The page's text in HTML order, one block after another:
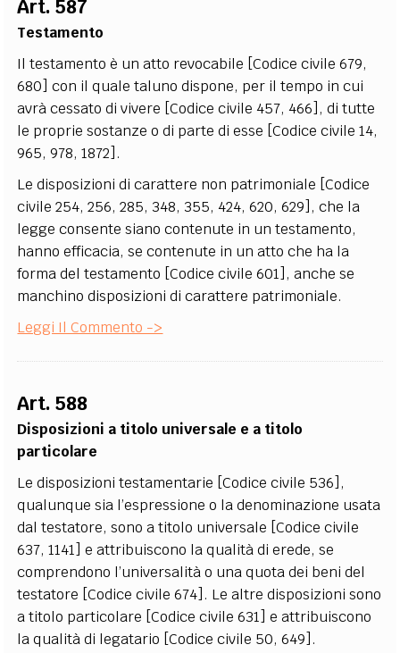
SOCIAL MEDIA
Art. 587
Testamento
Il testamento è un atto revocabile [Codice civile 679,
680] con il quale taluno dispone, per il tempo in cui
avrà cessato di vivere [Codice civile 457, 466], di tutte
le proprie sostanze o di parte di esse [Codice civile 14,
965, 978, 1872].
Le disposizioni di carattere non patrimoniale [Codice
civile 254, 256, 285, 348, 355, 424, 620, 629], che la
legge consente siano contenute in un testamento,
hanno efficacia, se contenute in un atto che ha la
forma del testamento [Codice civile 601], anche se
manchino disposizioni di carattere patrimoniale.
Leggi Il Commento ->
Art. 588
Disposizioni a titolo universale e a titolo
particolare
Le disposizioni testamentarie [Codice civile 536],
qualunque sia l’espressione o la denominazione usata
dal testatore, sono a titolo universale [Codice civile
637, 1141] e attribuiscono la qualità di erede, se
comprendono l’universalità o una quota dei beni del
testatore [Codice civile 674]. Le altre disposizioni sono
a titolo particolare [Codice civile 631] e attribuiscono
la qualità di legatario [Codice civile 50, 649].